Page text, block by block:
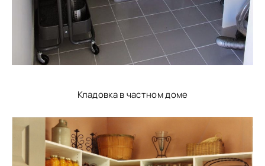
Кладовка в частном доме